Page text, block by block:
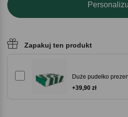
Zapakuj ten produkt
Duże pudełko
+39,90 zł